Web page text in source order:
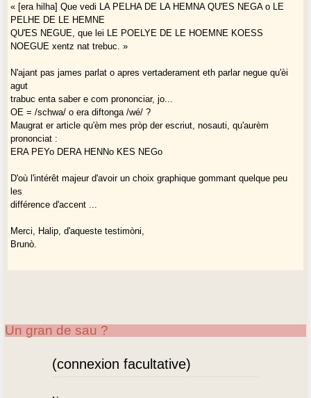
« [era hilha] Que vedi LA PELHA DE LA HEMNA QU'ES NEGA o LE
PELHE DE LE HEMNE
QU'ES NEGUE, que lei LE POELYE DE LE HOEMNE KOESS
NOEGUE xentz nat trebuc. »
N'ajant pas james parlat o apres vertaderament eth parlar negue qu'èi
agut
trabuc enta saber e com prononciar, jo...
OE = /schwa/ o era diftonga /wé/ ?
Maugrat er article qu'èm mes pròp der escriut, nosauti, qu'aurèm
prononciat :
ERA PEYo DERA HENNo KES NEGo
D'où l'intérêt majeur d'avoir un choix graphique gommant quelque peu
les
différence d'accent ...
Merci, Halip, d'aqueste testimòni,
Brunò.
Un gran de sau ?
(connexion facultative)